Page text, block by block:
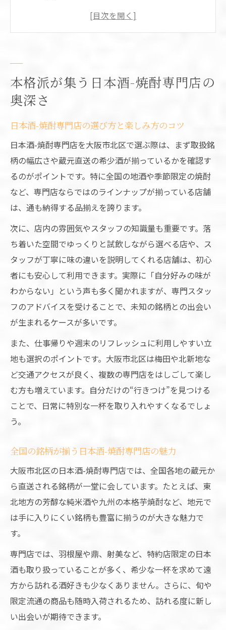
全国の銘柄が揃う日本酒-焼酎専門店の魅力
日本酒-焼酎専門店ならではの希少な出会い
方
大阪の日本酒-焼酎専門店でくつろぎの時間
を
落ち着いた雰囲気の日本酒-焼酎専門店活用
術
一人でも安心の日本酒-焼酎専門店の過ごし
方
静かな空間を楽しむ日本酒-焼酎専門店の魅
力
大阪で味わう日本酒-焼酎専門店の癒し体験
日本酒-焼酎好きが選ぶ北区の隠れた魅力
日本酒-焼酎専門店で楽しむ北区ならではの
味
知る人ぞ知る日本酒-焼酎専門店の選び方
北区の日本酒-焼酎専門店が提供する魅力体
日本酒-焼酎専門店で地酒と焼酎を楽しむ方
法
地酒・焼酎を堪能できる専門店の選び方
日本酒-焼酎専門店で味わう地元の銘酒探し
専門店活用で地酒も焼酎も満喫するコツ
仕事帰りに堪能したい厳選銘柄の世界
日本酒-焼酎専門店で厳選銘柄を味わう贅沢
仕事帰りに立ち寄る日本酒-焼酎専門店の魅
力
本格派が集う日本酒-焼酎専門店の
奥深さ
日本酒-焼酎専門店の選び方と楽しみ方のコツ
日本酒-焼酎専門店を大阪市北区で選ぶ際は、まず取扱銘
柄の幅広さや蔵元直送の希少酒が揃っているかを確認す
るのがポイントです。特に全国の地酒や季節限定の焼酎
など、専門店ならではのラインナップが揃っている店舗
は、通も納得する品揃えを誇ります。
次に、店内の雰囲気やスタッフの知識量も重要です。落
ち着いた空間でゆっくりと試飲しながら選べる店や、ス
タッフが丁寧に味の違いを説明してくれる店舗は、初心
者にも安心して利用できます。実際に「自分好みの味が
わからない」という声も多く聞かれますが、専門スタッ
フのアドバイスを受けることで、未知の銘柄との出会い
が生まれるケースが多いです。
また、仕事帰りや週末のリフレッシュに利用しやすい立
地も選択のポイントです。大阪市北区は梅田や北新地な
ど交通アクセスが良く、複数の専門店をはしごして楽し
む方も増えています。自分だけの“行きつけ”を見つける
ことで、日常に特別な一杯を取り入れやすくなるでしょ
う。
全国の銘柄が揃う日本酒-焼酎専門店の魅力
大阪市北区の日本酒-焼酎専門店では、全国各地の蔵元か
ら直送される銘柄が一堂に会しています。たとえば、東
北地方の芳醇な純米酒や九州の本格芋焼酎など、地元で
は手に入りにくい銘柄も豊富に揃うのが大きな魅力で
す。
専門店では、羽根屋や鼎、射美など、特約店限定の日本
酒も取り扱っていることが多く、希少な一杯を求めて遠
方から訪れる酒好きも少なくありません。さらに、旬や
限定流通の商品も随時入荷されるため、訪れる度に新し
い出会いが期待できます。